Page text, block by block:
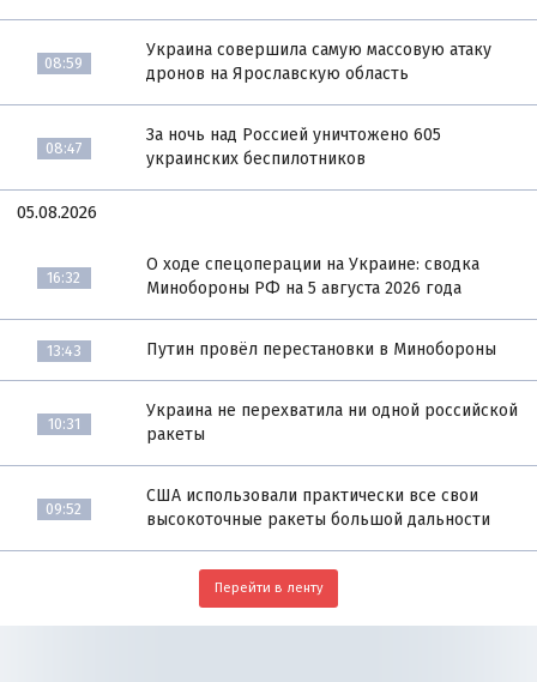
08:59
Украина совершила самую массовую атаку
дронов на Ярославскую область
08:47
За ночь над Россией уничтожено 605
украинских беспилотников
05.08.2026
16:32
О ходе спецоперации на Украине: сводка
Минобороны РФ на 5 августа 2026 года
13:43 Путин провёл перестановки в Минобороны
10:31
Украина не перехватила ни одной российской
ракеты
09:52
США использовали практически все свои
высокоточные ракеты большой дальности
Перейти в ленту